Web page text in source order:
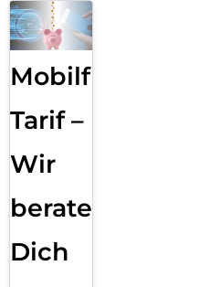
Mobilfunk
Tarif –
Wir
beraten
Dich